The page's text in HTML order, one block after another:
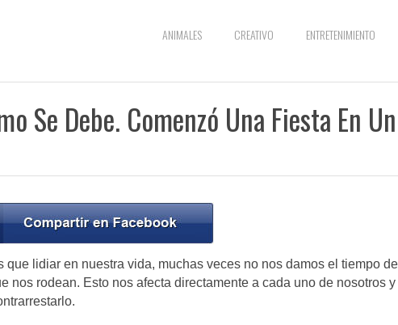
ANIMALES CREATIVO ENTRETENIMIENTO
Se Debe. Comenzó Una Fiesta En Un
que lidiar en nuestra vida, muchas veces no nos damos el tiempo de
nos rodean. Esto nos afecta directamente a cada uno de nosotros y